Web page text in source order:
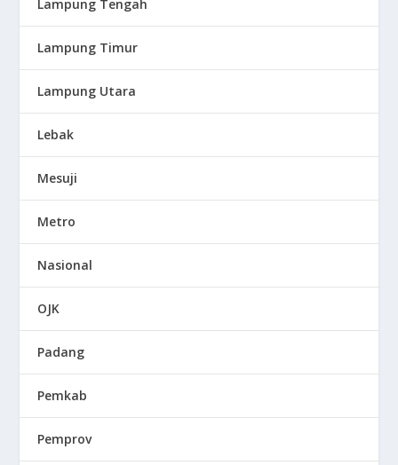
Lampung Tengah
Lampung Timur
Lampung Utara
Lebak
Mesuji
Metro
Nasional
OJK
Padang
Pemkab
Pemprov